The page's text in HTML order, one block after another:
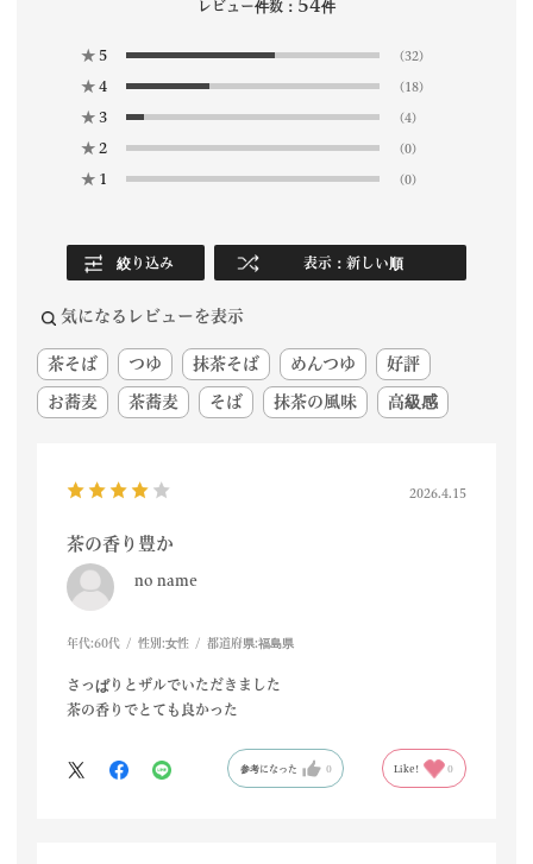
レビュー件数： 54件
★ 5 (32)
★ 4 (18)
★ 3 (4)
★ 2 (0)
★ 1 (0)
絞り込み 表示：新しい順
気になるレビューを表示
茶そば つゆ 抹茶そば めんつゆ 好評
お蕎麦 茶蕎麦 そば 抹茶の風味 高級感
2026.4.15
茶の香り豊か
no name
年代:60代 性別:女性 都道府県:福島県
さっぱりとザルでいただきました
茶の香りでとても良かった
参考になった 0 Like! 0